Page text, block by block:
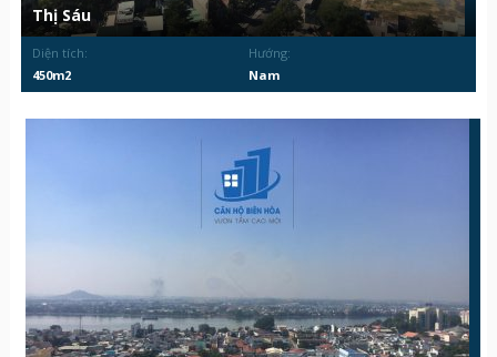
Thị Sáu
Diện tích:
450m2
Hướng:
Nam